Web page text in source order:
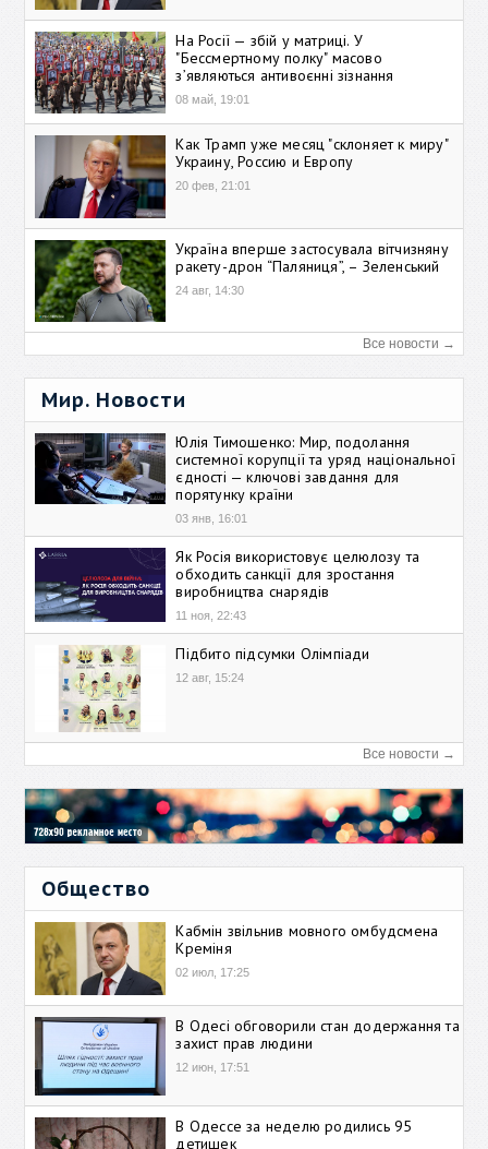
На Росії — збій у матриці. У
"Бессмертному полку" масово
зʼявляються антивоєнні зізнання
08 май, 19:01
Как Трамп уже месяц "склоняет к миру"
Украину, Россию и Европу
20 фев, 21:01
Україна вперше застосувала вітчизняну
ракету-дрон “Паляниця”, – Зеленський
24 авг, 14:30
Все новости →
Мир. Новости
Юлія Тимошенко: Мир, подолання
системної корупції та уряд національної
єдності — ключові завдання для
порятунку країни
03 янв, 16:01
Як Росія використовує целюлозу та
обходить санкції для зростання
виробництва снарядів
11 ноя, 22:43
Підбито підсумки Олімпіади
12 авг, 15:24
Все новости →
Общество
Кабмін звільнив мовного омбудсмена
Креміня
02 июл, 17:25
В Одесі обговорили стан додержання та
захист прав людини
12 июн, 17:51
В Одессе за неделю родились 95
детишек